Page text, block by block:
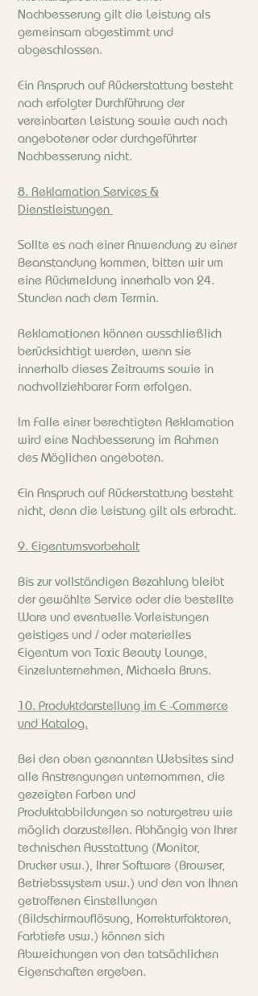
Nachbesserung gilt die Leistung als
gemeinsam abgestimmt und
abgeschlossen.
Ein Anspruch auf Rückerstattung besteht
nach erfolgter Durchführung der
vereinbarten Leistung sowie auch nach
angebotener oder durchgeführter
Nachbesserung nicht.
8. Reklamation Services &
Dienstleistungen
Sollte es nach einer Anwendung zu einer
Beanstandung kommen, bitten wir um
eine Rückmeldung innerhalb von 24.
Stunden nach dem Termin.
Reklamationen können ausschließlich
berücksichtigt werden, wenn sie
innerhalb dieses Zeitraums sowie in
nachvollziehbarer Form erfolgen.
Im Falle einer berechtigten Reklamation
wird eine Nachbesserung im Rahmen
des Möglichen angeboten.
Ein Anspruch auf Rückerstattung besteht
nicht, denn die Leistung gilt als erbracht.
9. Eigentumsvorbehalt
Bis zur vollständigen Bezahlung bleibt
der gewählte Service oder die bestellte
Ware und eventuelle Vorleistungen
geistiges und / oder materielles
Eigentum von Toxic Beauty Lounge,
Einzelunternehmen, Michaela Bruns.
10. Produktdarstellung im E -Commerce
und Katalog.
Bei den oben genannten Websites sind
alle Anstrengungen unternommen, die
gezeigten Farben und
Produktabbildungen so naturgetreu wie
möglich darzustellen. Abhängig von Ihrer
technischen Ausstattung (Monitor,
Drucker usw.), Ihrer Software (Browser,
Betriebssystem usw.) und den von Ihnen
getroffenen Einstellungen
(Bildschirmauflösung, Korrekturfaktoren,
Farbtiefe usw.) können sich
Abweichungen von den tatsächlichen
Eigenschaften ergeben.